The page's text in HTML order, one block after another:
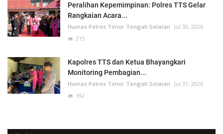
Peralihan Kepemimpinan: Polres TTS Gelar
Rangkaian Acara...
Humas Polres Timor Tengah Selatan
Jul 30, 2026
215
Kapolres TTS dan Ketua Bhayangkari
Monitoring Pembagian...
Humas Polres Timor Tengah Selatan
Jul 31, 2026
192